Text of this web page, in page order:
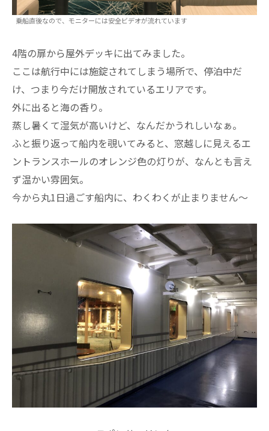
乗船直後なので、モニターには安全ビデオが流れています
4階の扉から屋外デッキに出てみました。
ここは航行中には施錠されてしまう場所で、停泊中だ
け、つまり今だけ開放されているエリアです。
外に出ると海の香り。
蒸し暑くて湿気が高いけど、なんだかうれしいなぁ。
ふと振り返って船内を覗いてみると、窓越しに見えるエ
ントランスホールのオレンジ色の灯りが、なんとも言え
ず温かい雰囲気。
今から丸1日過ごす船内に、わくわくが止まりません～